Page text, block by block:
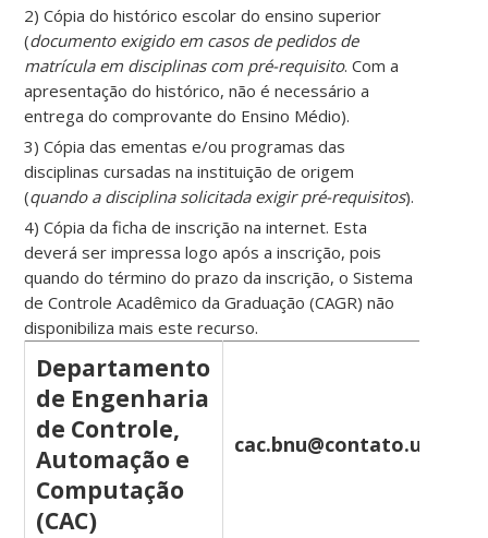
2) Cópia do histórico escolar do ensino superior
(documento exigido em casos de pedidos de
matrícula em disciplinas com pré-requisito. Com a
apresentação do histórico, não é necessário a
entrega do comprovante do Ensino Médio).
3) Cópia das ementas e/ou programas das
disciplinas cursadas na instituição de origem
(quando a disciplina solicitada exigir pré-requisitos).
4) Cópia da ficha de inscrição na internet. Esta
deverá ser impressa logo após a inscrição, pois
quando do término do prazo da inscrição, o Sistema
de Controle Acadêmico da Graduação (CAGR) não
disponibiliza mais este recurso.
Departamento
de Engenharia
de Controle,
Automação e
Computação
(CAC)
cac.bnu@contato.ufsc.br